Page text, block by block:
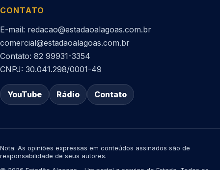
CONTATO
E-mail: redacao@estadaoalagoas.com.br
comercial@estadaoalagoas.com.br
Contato: 82 99931-3354
CNPJ: 30.041.298/0001-49
YouTube Rádio Contato
Nota: As opiniões expressas em conteúdos assinados são de
responsabilidade de seus autores.